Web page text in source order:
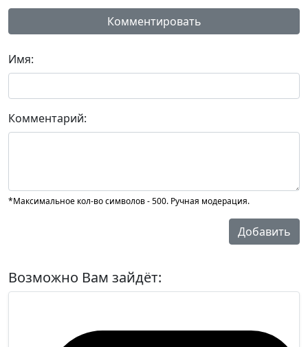
Комментировать
Имя:
Комментарий:
*Максимальное кол-во символов - 500. Ручная модерация.
Добавить
Возможно Вам зайдёт: